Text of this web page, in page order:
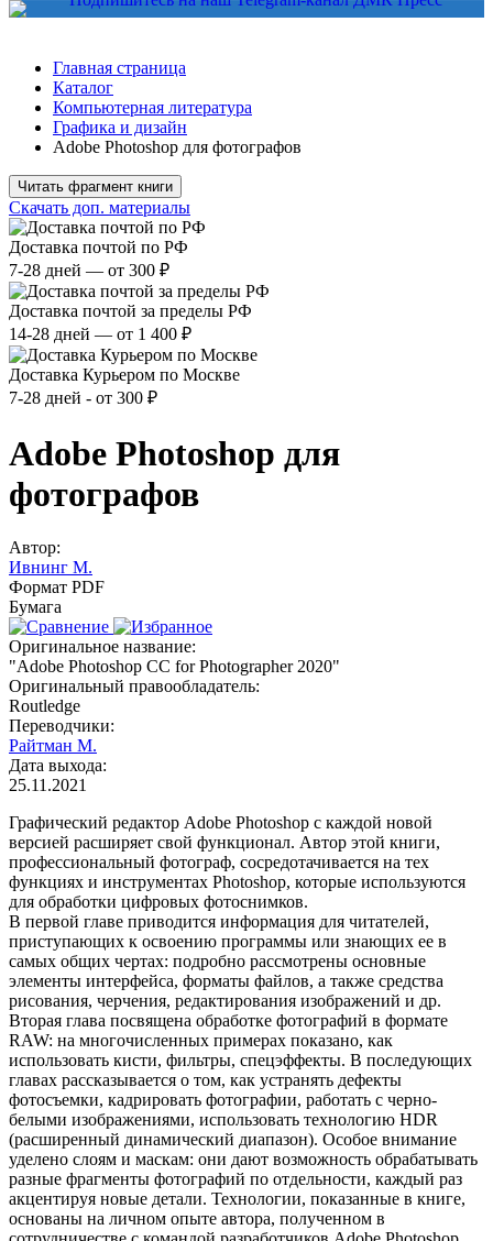
Главная страница
Каталог
Компьютерная литература
Графика и дизайн
Adobe Photoshop для фотографов
Читать фрагмент книги
Скачать доп. материалы
Доставка почтой по РФ
7-28 дней — от 300 ₽
Доставка почтой за пределы РФ
14-28 дней — от 1 400 ₽
Доставка Курьером по Москве
7-28 дней - от 300 ₽
Adobe Photoshop для
фотографов
Автор:
Ивнинг М.
Формат PDF
Бумага
Оригинальное название:
"Adobe Photoshop CC for Photographer 2020"
Оригинальный правообладатель:
Routledge
Переводчики:
Райтман М.
Дата выхода:
25.11.2021
Графический редактор Adobe Photoshop с каждой новой
версией расширяет свой функционал. Автор этой книги,
профессиональный фотограф, сосредотачивается на тех
функциях и инструментах Photoshop, которые используются
для обработки цифровых фотоснимков.
В первой главе приводится информация для читателей,
приступающих к освоению программы или знающих ее в
самых общих чертах: подробно рассмотрены основные
элементы интерфейса, форматы файлов, а также средства
рисования, черчения, редактирования изображений и др.
Вторая глава посвящена обработке фотографий в формате
RAW: на многочисленных примерах показано, как
использовать кисти, фильтры, спецэффекты. В последующих
главах рассказывается о том, как устранять дефекты
фотосъемки, кадрировать фотографии, работать с черно-
белыми изображениями, использовать технологию HDR
(расширенный динамический диапазон). Особое внимание
уделено слоям и маскам: они дают возможность обрабатывать
разные фрагменты фотографий по отдельности, каждый раз
акцентируя новые детали. Технологии, показанные в книге,
основаны на личном опыте автора, полученном в